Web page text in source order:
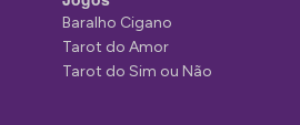
Baralho Cigano
Tarot do Amor
Tarot do Sim ou Não